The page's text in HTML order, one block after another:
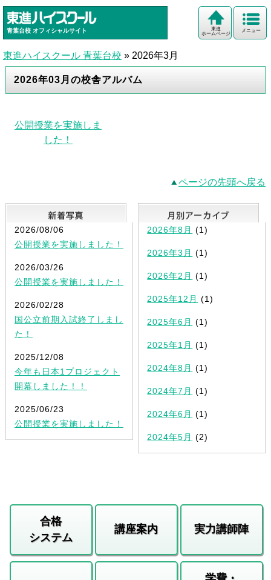
青葉台校 オフィシャルサイト メニュー
東進
ホームページ
東進ハイスクール 青葉台校 » 2026年3月
2026年03月の校舎アルバム
公開授業を実施しま
した！
ページの先頭へ戻る
新着写真
2026/08/06
公開授業を実施しました！
2026/03/26
公開授業を実施しました！
2026/02/28
国公立前期入試終了しまし
た！
2025/12/08
今年も日本1プロジェクト
開幕しました！！
2025/06/23
公開授業を実施しました！
2026年8月 (1)
2026年3月 (1)
2026年2月 (1)
2025年12月 (1)
2025年6月 (1)
2025年1月 (1)
2024年8月 (1)
2024年7月 (1)
2024年6月 (1)
2024年5月 (2)
合格
システム
講座案内 実力講師陣